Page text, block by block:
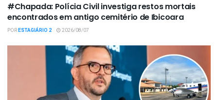
#Chapada: Polícia Civil investiga restos mortais
encontrados em antigo cemitério de Ibicoara
PORESTAGIÁRIO 2 2026/08/07